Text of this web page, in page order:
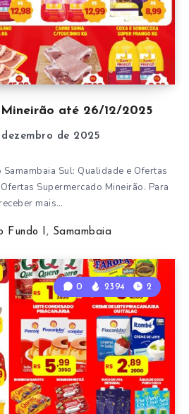
até 26/12/2025
de 2025
Sul: Qualidade e Ofertas
Supermercado Mineirão. Para
receber mais…
Fundo I , Samambaia
0 2394 2